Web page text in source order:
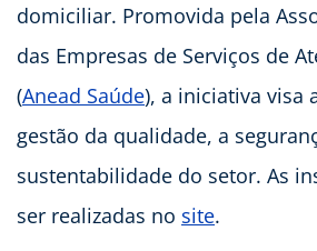
domiciliar. Promovida pela
das Empresas de Serviços de
(Anead Saúde), a iniciativa visa
gestão da qualidade, a
sustentabilidade do setor. As
ser realizadas no site.